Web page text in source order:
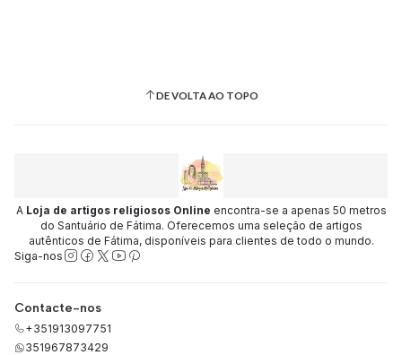
DE VOLTA AO TOPO
A Loja de artigos religiosos Online encontra-se a apenas 50 metros
do Santuário de Fátima. Oferecemos uma seleção de artigos
autênticos de Fátima, disponíveis para clientes de todo o mundo.
Siga-nos
Contacte-nos
+351913097751
351967873429